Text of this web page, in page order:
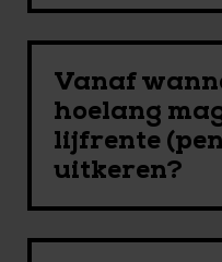
Vanaf
hoelang
lijfrente
uitkeren?